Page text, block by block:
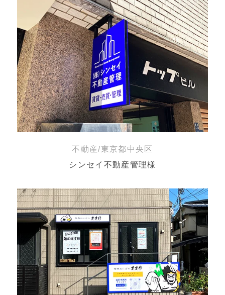
不動産/東京都中央区
シンセイ不動産管理様